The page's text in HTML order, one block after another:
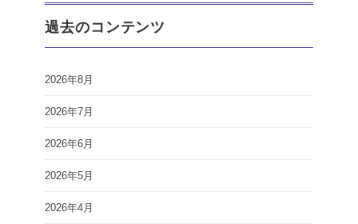
過去のコンテンツ
2026年8月
2026年7月
2026年6月
2026年5月
2026年4月